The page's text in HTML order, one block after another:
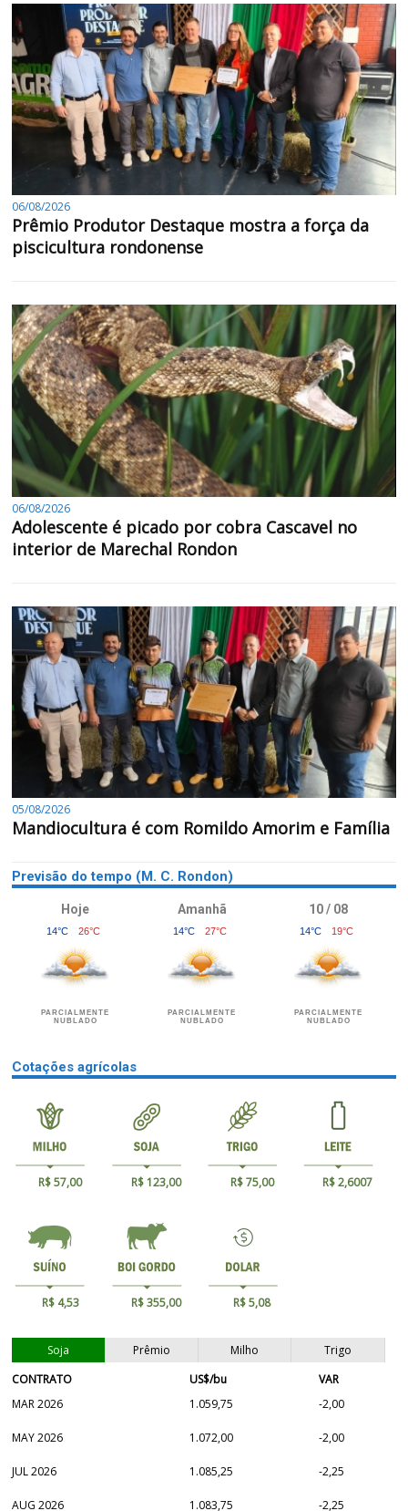
06/08/2026
Prêmio Produtor Destaque mostra a força da
piscicultura rondonense
06/08/2026
Adolescente é picado por cobra Cascavel no
interior de Marechal Rondon
05/08/2026
Mandiocultura é com Romildo Amorim e Família
Previsão do tempo (M. C. Rondon)
Hoje
14°C 26°C
PARCIALMENTE
NUBLADO
Amanhã
14°C 27°C
PARCIALMENTE
NUBLADO
10 / 08
14°C 19°C
PARCIALMENTE
NUBLADO
Cotações agrícolas
R$ 57,00 R$ 123,00 R$ 75,00 R$ 2,6007
R$ 4,53 R$ 355,00 R$ 5,08
Soja Prêmio Milho
Trigo
CONTRATO
US$/bu
VAR
MAR 2026
1.059,75 -2,00
MAY 2026 1.072,00 -2,00
JUL 2026 1.085,25 -2,25
AUG 2026 1.083,75 -2,25